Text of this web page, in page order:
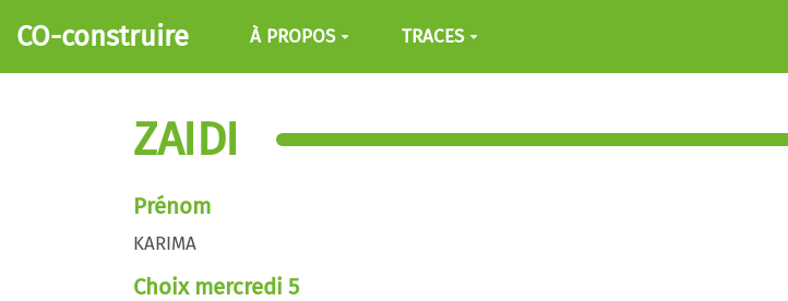
Aller au contenu principal
CO-construire À PROPOS TRACES
ZAIDI
Prénom
KARIMA
Choix mercredi 5